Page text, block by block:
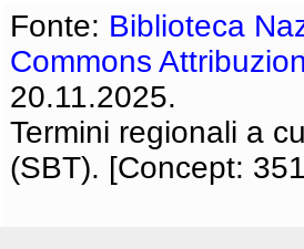
Fonte: Biblioteca
Commons
20.11.2025.
Termini regionali a
(SBT). [Concept: